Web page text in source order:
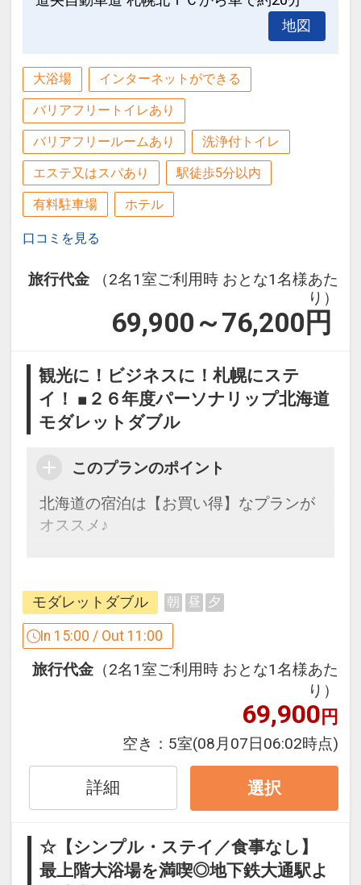
地図
大浴場 インターネットができる
バリアフリートイレあり
バリアフリールームあり 洗浄付トイレ
エステ又はスパあり 駅徒歩5分以内
有料駐車場 ホテル
口コミを見る
旅行代金
（2名1室ご利用時 おとな1名様あた
り）
69,900～76,200 円
観光に！ビジネスに！札幌にステ
イ！ ■２６年度パーソナリップ北海道
モダレットダブル
このプランのポイント
北海道の宿泊は【お買い得】なプランが
オススメ♪
●滞在中１４階大浴場「パークビュース
パ」ご利用いただけます。
【ご利用時間】15：00～26：00／6：00
清掃のご案内
●環境保護の取り組みとして、連泊利用
時の客室清掃は４泊ごととさせていただ
いております。
場合は、別途1室1，500円がかかりま
す。（当日10：00までにフロントに連
モダレットダブル 朝 昼 夕
In 15:00 / Out 11:00
旅行代金 （2名1室ご利用時 おとな1名様あた
り）
69,900円
空き： 5室(08月07日06:02時点)
詳細 選択
☆【シンプル・ステイ／食事なし】
最上階大浴場を満喫◎地下鉄大通駅よ